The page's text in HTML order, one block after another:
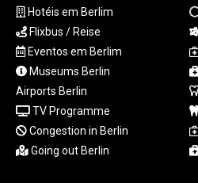
Hotéis em Berlim
Flixbus / Reise
Eventos em Berlim
Museums Berlin
Airports Berlin
TV Programme
Congestion in Berlin
Going out Berlin